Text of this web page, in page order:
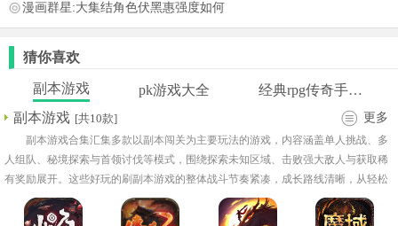
漫画群星:大集结角色伏黑惠强度如何
猜你喜欢
副本游戏 pk游戏大全
经典rpg传奇手游大全
副本游戏 [共10款] 更多
副本游戏合集汇集多款以副本闯关为主要玩法的游戏，内容涵盖单人挑战、多
人组队、秘境探索与首领讨伐等模式，围绕探索未知区域、击败强大敌人与获取稀
有奖励展开。这些好玩的刷副本游戏的整体战斗节奏紧凑，成长路线清晰，从轻松
闯关到高难挑战均有覆盖，满足不同玩家需求。需要玩家合理搭配角色、装备与技
能，才能顺利通关。